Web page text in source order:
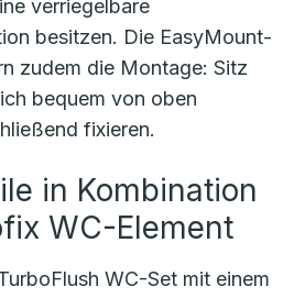
verriegelbare
besitzen. Die EasyMount-
zudem die Montage: Sitz
bequem von oben
fixieren.
in Kombination
WC-Element
WC-Set mit einem